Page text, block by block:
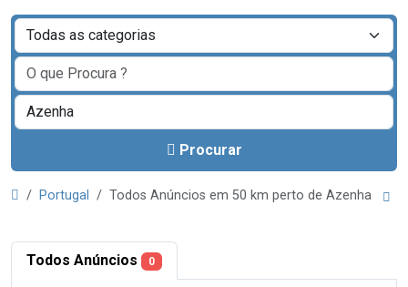
Procurar
Portugal Todos Anúncios em 50 km perto de Azenha
Todos Anúncios 0